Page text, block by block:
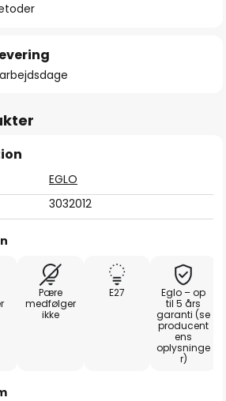
EGLO
3032012
Pære
medfølger
ikke
E27
Eglo – op
til 5 års
garanti (se
producent
ens
oplysninge
r)